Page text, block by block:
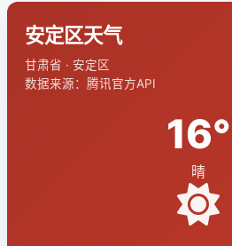
安定区天气
甘肃省 · 安定区
数据来源：腾讯官方API
16°
晴